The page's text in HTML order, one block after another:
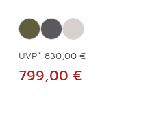
UVP* 830,00 €
799,00 €